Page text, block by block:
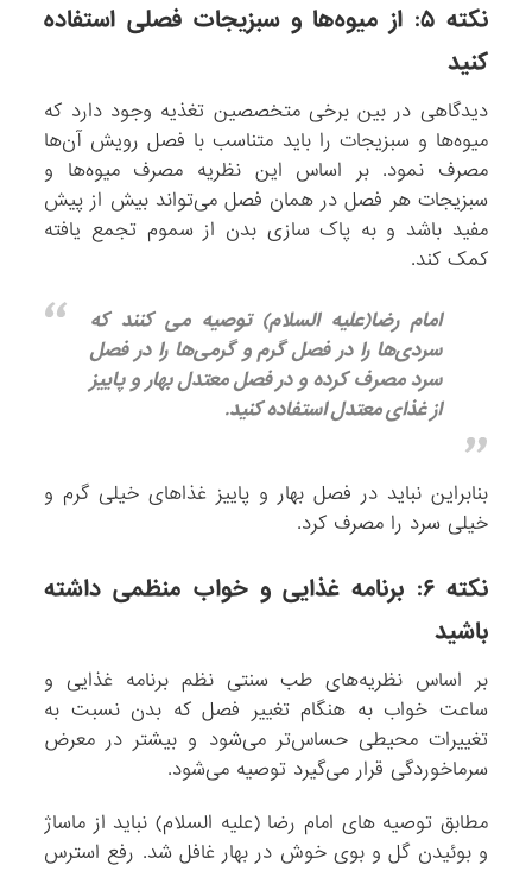
نکته ۵: از میوه‌ها و سبزیجات فصلی استفاده
کنید
دیدگاهی در بین برخی متخصصین تغذیه وجود دارد که
میوه‌ها و سبزیجات را باید متناسب با فصل رویش آن‌ها
مصرف نمود. بر اساس این نظریه مصرف میوه‌ها و
سبزیجات هر فصل در همان فصل می‌تواند بیش از پیش
مفید باشد و به پاک سازی بدن از سموم تجمع یافته
کمک کند.
امام رضا(علیه السلام) توصیه می کنند که
سردی‌ها را در فصل گرم و گرمی‌ها را در فصل
سرد مصرف کرده و در فصل معتدل بهار و پاییز
از غذای معتدل استفاده کنید.
بنابراین نباید در فصل بهار و پاییز غذاهای خیلی گرم و
خیلی سرد را مصرف کرد.
نکته ۶: برنامه غذایی و خواب منظمی داشته
باشید
بر اساس نظریه‌های طب سنتی نظم برنامه غذایی و
ساعت خواب به هنگام تغییر فصل که بدن نسبت به
تغییرات محیطی حساس‌تر می‌شود و بیشتر در معرض
سرماخوردگی قرار می‌گیرد توصیه می‌شود.
مطابق توصیه های امام رضا (علیه السلام) نباید از ماساژ
و بوئیدن گل و بوی خوش در بهار غافل شد. رفع استرس